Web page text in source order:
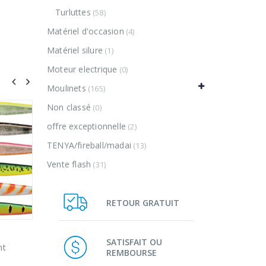
VENTE
0
sur
sakura exostick
Turluttes (58)
Matériel d'occasion (4)
Matériel silure (1)
Moteur electrique (0)
Moulinets (165)
Non classé (0)
offre exceptionnelle (2)
TENYA/fireball/madai (13)
Vente flash (31)
RETOUR GRATUIT
SATISFAIT OU
REMBOURSE